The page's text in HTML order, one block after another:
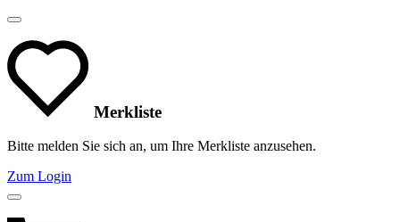
Merkliste
Bitte melden Sie sich an, um Ihre Merkliste anzusehen.
Zum Login